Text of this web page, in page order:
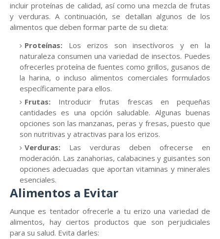
incluir proteínas de calidad, así como una mezcla de frutas
y verduras. A continuación, se detallan algunos de los
alimentos que deben formar parte de su dieta:
Proteínas: Los erizos son insectívoros y en la
naturaleza consumen una variedad de insectos. Puedes
ofrecerles proteína de fuentes como grillos, gusanos de
la harina, o incluso alimentos comerciales formulados
específicamente para ellos.
Frutas: Introducir frutas frescas en pequeñas
cantidades es una opción saludable. Algunas buenas
opciones son las manzanas, peras y fresas, puesto que
son nutritivas y atractivas para los erizos.
Verduras: Las verduras deben ofrecerse en
moderación. Las zanahorias, calabacines y guisantes son
opciones adecuadas que aportan vitaminas y minerales
esenciales.
Alimentos a Evitar
Aunque es tentador ofrecerle a tu erizo una variedad de
alimentos, hay ciertos productos que son perjudiciales
para su salud. Evita darles: